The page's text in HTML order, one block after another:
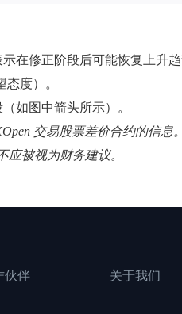
在修正阶段后可能恢复上升趋
度）。
如图中箭头所示）。
交易股票差价合约的信息。
被视为财务建议。
伙伴 关于我们